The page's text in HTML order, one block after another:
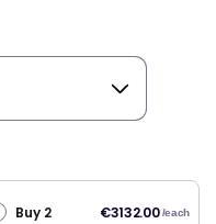
Buy 2 €3132.00 /each